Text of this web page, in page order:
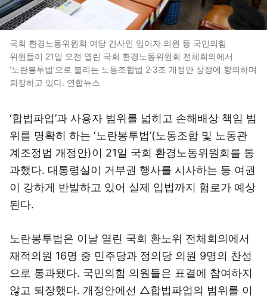
국회 환경노동위원회 여당 간사인 임이자 의원 등 국민의힘
위원들이 21일 오전 열린 국회 환경노동위원회 전체회의에서
‘노란봉투법’으로 불리는 노동조합법 2·3조 개정안 상정에 항의하며
퇴장하고 있다. 연합뉴스
‘합법파업’과 사용자 범위를 넓히고 손해배상 책임 범
위를 명확히 하는 ‘노란봉투법’(노동조합 및 노동관
계조정법 개정안)이 21일 국회 환경노동위원회를 통
과했다. 대통령실이 거부권 행사를 시사하는 등 여권
이 강하게 반발하고 있어 실제 입법까지 험로가 예상
된다.
노란봉투법은 이날 열린 국회 환노위 전체회의에서
재적의원 16명 중 민주당과 정의당 의원 9명의 찬성
으로 통과됐다. 국민의힘 의원들은 표결에 참여하지
않고 퇴장했다. 개정안에선 △합법파업의 범위를 이